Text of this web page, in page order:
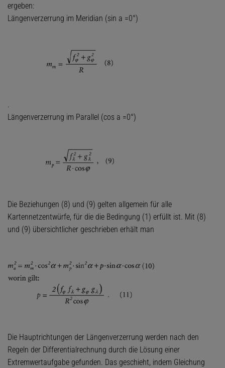
ergeben:
Längenverzerrung im Meridian (sin a =0°)
.
Längenverzerrung im Parallel (cos a =0°)
Die Beziehungen (8) und (9) gelten allgemein für alle
Kartennetzentwürfe, für die die Bedingung (1) erfüllt ist. Mit (8)
und (9) übersichtlicher geschrieben erhält man
Die Hauptrichtungen der Längenverzerrung werden nach den
Regeln der Differentialrechnung durch die Lösung einer
Extremwertaufgabe gefunden. Das geschieht, indem Gleichung